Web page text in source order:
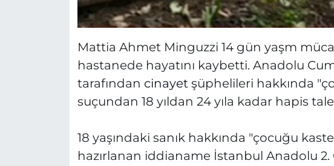
Mattia Ahmet Minguzzi 14 gün yaşm
hastanede hayatını kaybetti. Anadolu
tarafından cinayetşüphelileri hakkında
suçundan 18 yıldan 24 yıla kadar hapis
18 yaşındaki sanık hakkında "çocuğu
hazırlanan iddianame İstanbul Anadolu 2.